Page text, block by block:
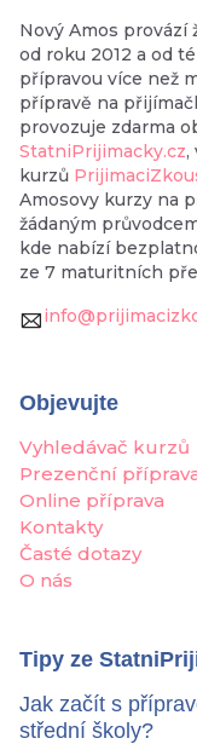
Nový Amos provází
od roku 2012 a od
přípravou více než
přípravě na
provozuje zdarma
StatniPrijimacky.cz,
kurzů
Amosovy kurzy na
žádaným
kde nabízí
ze 7 maturitních
Objevujte
Vyhledávač kurzů
Prezenční
Online příprava
Kontakty
Časté dotazy
O nás
Tipy ze
Jak začít s
střední školy?